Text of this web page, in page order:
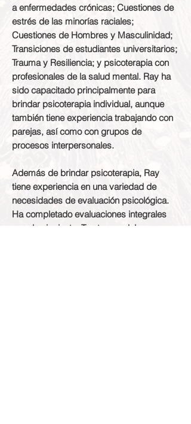
a enfermedades crónicas; Cuestiones de
estrés de las minorías raciales;
Cuestiones de Hombres y Masculinidad;
Transiciones de estudiantes universitarios;
Trauma y Resiliencia; y psicoterapia con
profesionales de la salud mental. Ray ha
sido capacitado principalmente para
brindar psicoterapia individual, aunque
también tiene experiencia trabajando con
parejas, así como con grupos de
procesos interpersonales.
Además de brindar psicoterapia, Ray
tiene experiencia en una variedad de
necesidades de evaluación psicológica.
Ha completado evaluaciones integrales
para lo siguiente: Trastornos del